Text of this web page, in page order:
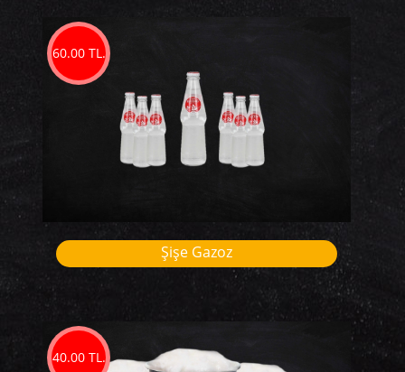
60.00 TL.
Şişe Gazoz
40.00 TL.